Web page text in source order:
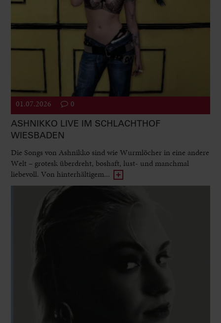
01.07.2026 0
ASHNIKKO LIVE IM SCHLACHTHOF
WIESBADEN
Die Songs von Ashnikko sind wie Wurmlöcher in eine andere
Welt – grotesk überdreht, boshaft, lust- und manchmal
liebevoll. Von hinterhältigem...